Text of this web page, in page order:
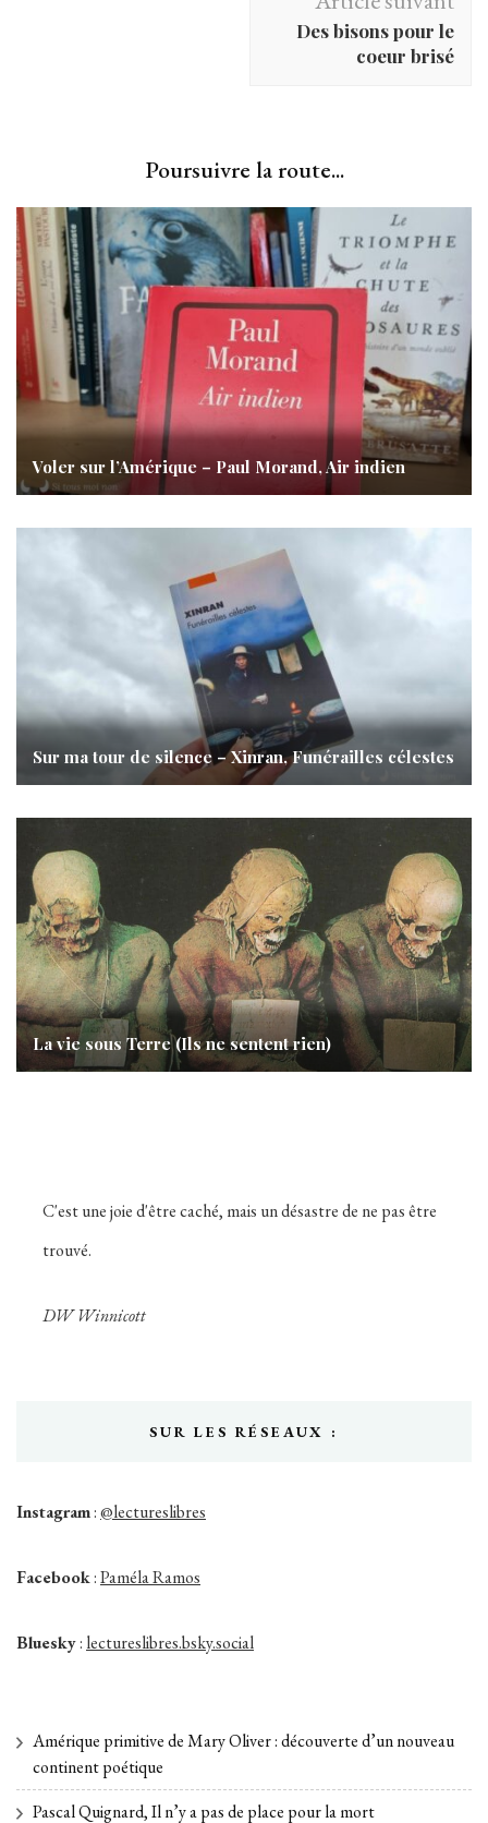
Des bisons pour le
coeur brisé
Poursuivre la route...
Voler sur l’Amérique – Paul Morand, Air indien
Sur ma tour de silence – Xinran, Funérailles célestes
La vie sous Terre (Ils ne sentent rien)
C'est une joie d'être caché, mais un désastre de ne pas être
trouvé.
DW Winnicott
SUR LES RÉSEAUX :
Instagram:@lectureslibres
Facebook:Paméla Ramos
Bluesky: lectureslibres.bsky.social
Amérique primitive de Mary Oliver : découverte d’un nouveau
continent poétique
Pascal Quignard, Il n’y a pas de place pour la mort